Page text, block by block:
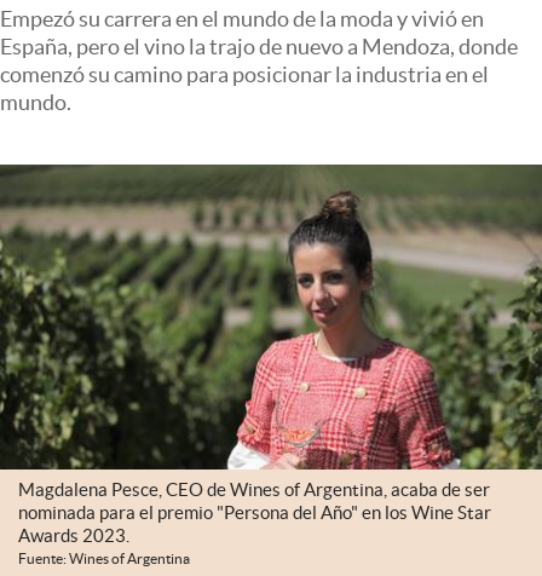
Otras secciones
Apertura
Clase
Clima
Mundial 2026
Eventos Corporativos
El Cronista Studio
Mediakit
abre en nueva pestaña
Argentina
Empezó su carrera en el mundo de la moda y vivió en
España, pero el vino la trajo de nuevo a Mendoza, donde
comenzó su camino para posicionar la industria en el
mundo.
Magdalena Pesce, CEO de Wines of Argentina, acaba de ser
nominada para el premio "Persona del Año" en los Wine Star
Awards 2023.
Fuente: Wines of Argentina